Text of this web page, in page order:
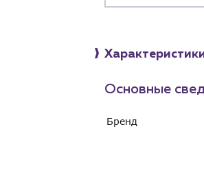
Основные
Бренд